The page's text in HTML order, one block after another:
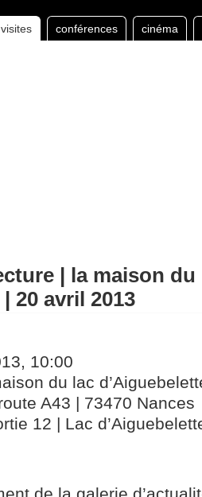
visites conférences cinéma
| la maison du
20 avril 2013
10:00
du lac
A43 | 73470 Nances
12 | Lac